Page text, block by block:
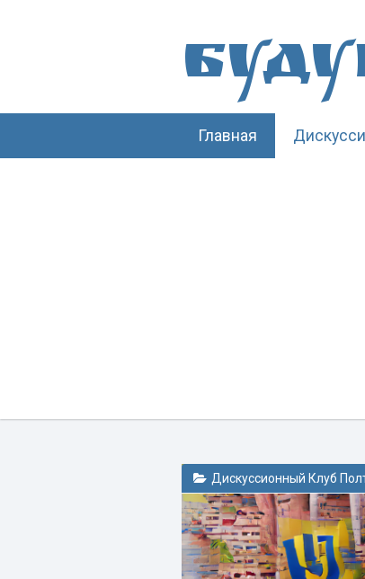
Главная
Дискуссионный Клуб